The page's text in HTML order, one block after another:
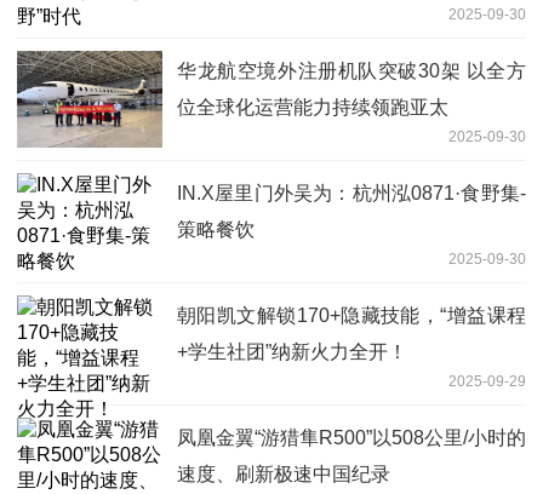
2025-09-30
华龙航空境外注册机队突破30架 以全方
位全球化运营能力持续领跑亚太
2025-09-30
IN.X屋里门外吴为：杭州泓0871·食野集-
策略餐饮
2025-09-30
朝阳凯文解锁170+隐藏技能，“增益课程
+学生社团”纳新火力全开！
2025-09-29
凤凰金翼“游猎隼R500”以508公里/小时的
速度、刷新极速中国纪录